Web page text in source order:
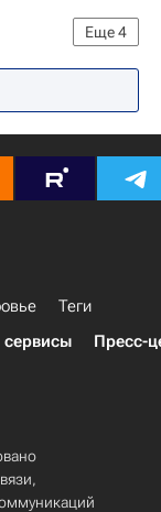
Еще4
Федеральная служба по надзору в сфере образования и науки (Рособрнадзор)
Теги
Пресс-